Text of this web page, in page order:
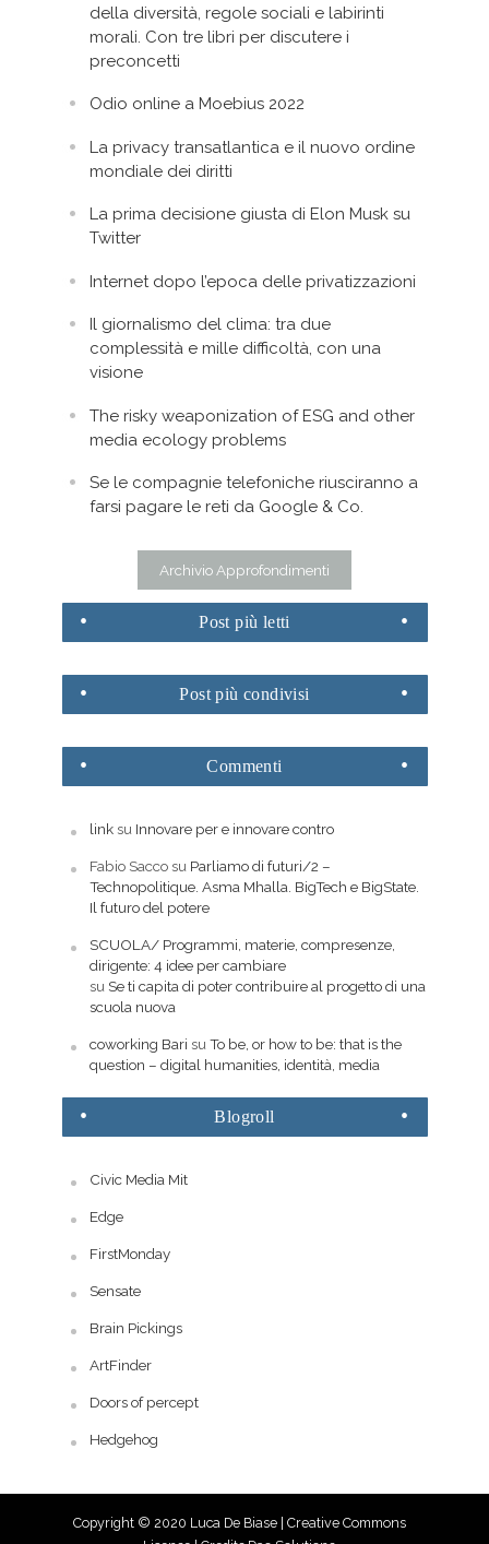
della diversità, regole sociali e labirinti
morali. Con tre libri per discutere i
preconcetti
Odio online a Moebius 2022
La privacy transatlantica e il nuovo ordine
mondiale dei diritti
La prima decisione giusta di Elon Musk su
Twitter
Internet dopo l’epoca delle privatizzazioni
Il giornalismo del clima: tra due
complessità e mille difficoltà, con una
visione
The risky weaponization of ESG and other
media ecology problems
Se le compagnie telefoniche riusciranno a
farsi pagare le reti da Google & Co.
Archivio Approfondimenti
Post più letti
Post più condivisi
Commenti
linksu Innovare per e innovare contro
Fabio Saccosu Parliamo di futuri/2 –
Technopolitique. Asma Mhalla. BigTech e BigState.
Il futuro del potere
SCUOLA/ Programmi, materie, compresenze,
dirigente: 4 idee per cambiare
su Se ti capita di poter contribuire al progetto di una
scuola nuova
coworking Bari su To be, or how to be: that is the
question – digital humanities, identità, media
Blogroll
Civic Media Mit
Edge
FirstMonday
Sensate
Brain Pickings
ArtFinder
Doors of percept
Hedgehog
Copyright © 2020 Luca De Biase | Creative Commons